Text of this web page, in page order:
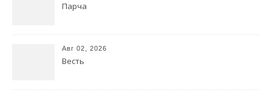
Парча
Авг 02, 2026
Весть